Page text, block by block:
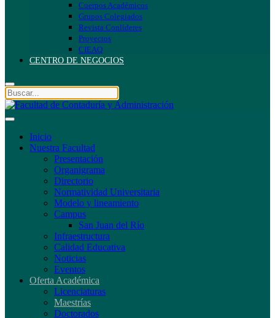
Cuerpos Académicos
Grupos Colegiados
Revista Conlíderes
Proyectos
CIEAQ
CENTRO DE NEGOCIOS
Inicio
Nuestra Facultad
Presentación
Organigrama
Directorio
Normatividad Universitaria
Modelo y lineamiento
Campus
San Juan del Río
Infraestructura
Calidad Educativa
Noticias
Eventos
Oferta Académica
Licenciaturas
Maestrías
Doctorados